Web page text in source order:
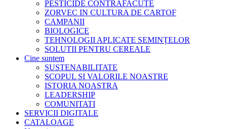
PESTICIDE CONTRAFACUTE
ZORVEC IN CULTURA DE CARTOF
CAMPANII
BIOLOGICE
TEHNOLOGII APLICATE SEMINȚELOR
SOLUTII PENTRU CEREALE
Cine suntem
SUSTENABILITATE
SCOPUL SI VALORILE NOASTRE
ISTORIA NOASTRA
LEADERSHIP
COMUNITATI
SERVICII DIGITALE
CATALOAGE